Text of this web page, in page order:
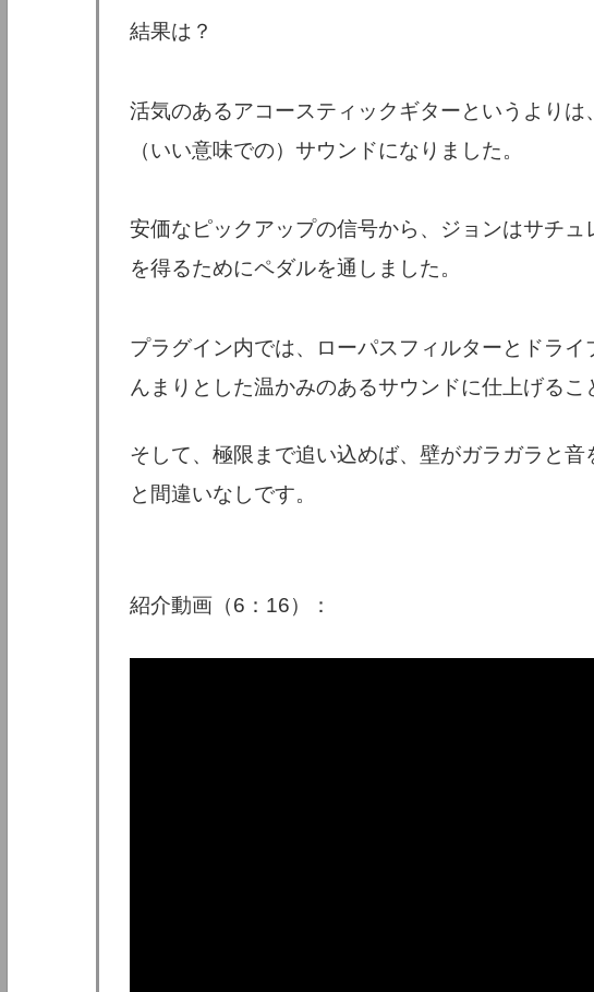
結果は？
活気のあるアコースティックギターというより
（いい意味での）サウンドになりました。
安価なピックアップの信号から、ジョンはサチ
を得るためにペダルを通しました。
プラグイン内では、ローパスフィルターとドラ
んまりとした温かみのあるサウンドに仕上げるこ
そして、極限まで追い込めば、壁がガラガラと音
と間違いなしです。
紹介動画（6：16）：